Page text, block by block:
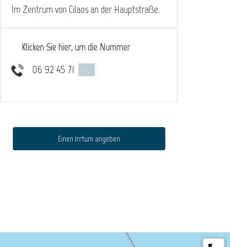
Im Zentrum von Cilaos an der Hauptstraße.
Klicken Sie hier, um die Nummer
06 92 45 71 ▒▒
Einen Irrtum angeben